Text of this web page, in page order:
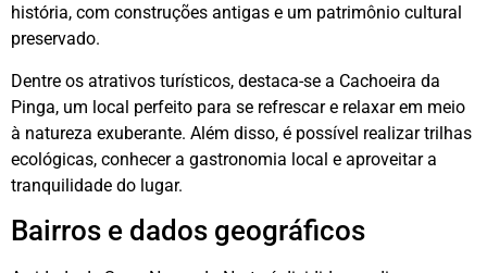
história, com construções antigas e um patrimônio cultural
preservado.
Dentre os atrativos turísticos, destaca-se a Cachoeira da
Pinga, um local perfeito para se refrescar e relaxar em meio
à natureza exuberante. Além disso, é possível realizar trilhas
ecológicas, conhecer a gastronomia local e aproveitar a
tranquilidade do lugar.
Bairros e dados geográficos